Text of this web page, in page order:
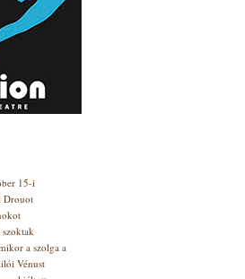
15-i
Drouot
a szolga a
Vénust